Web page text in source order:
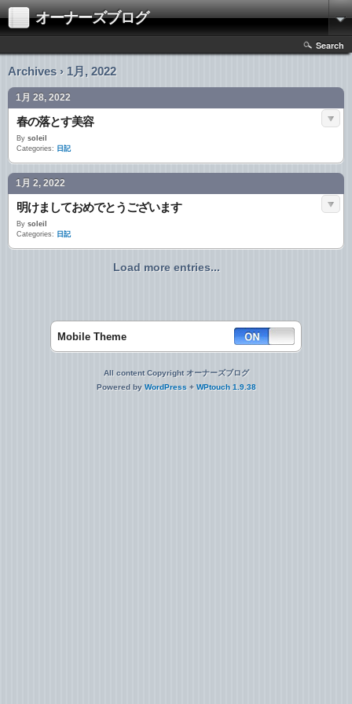
オーナーズブログ
Search
Archives › 1月, 2022
1月 28, 2022
春の落とす美容
By soleil
Categories: 日記
1月 2, 2022
明けましておめでとうございます
By soleil
Categories: 日記
Load more entries...
Mobile Theme
All content Copyright オーナーズブログ
Powered by WordPress + WPtouch 1.9.38